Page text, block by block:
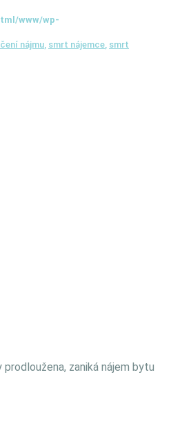
www/wp-
nájmu, smrt nájemce, smrt
zaniká nájem bytu